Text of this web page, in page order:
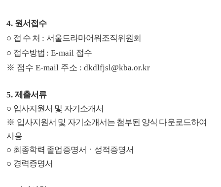
4. 원서접수
○ 접 수 처 : 서울드라마어워조직위원회
○ 접수방법 : E-mail 접수
※ 접수E-mail 주소 : dkdlfjsl@kba.or.kr
5.제출서류
○ 입사지원서 및 자기소개서
※ 입사지원서 및 자기소개서는 첨부된 양식 다운로드하여
사용
○ 최종학력 졸업증명서ㆍ성적증명서
○ 경력증명서